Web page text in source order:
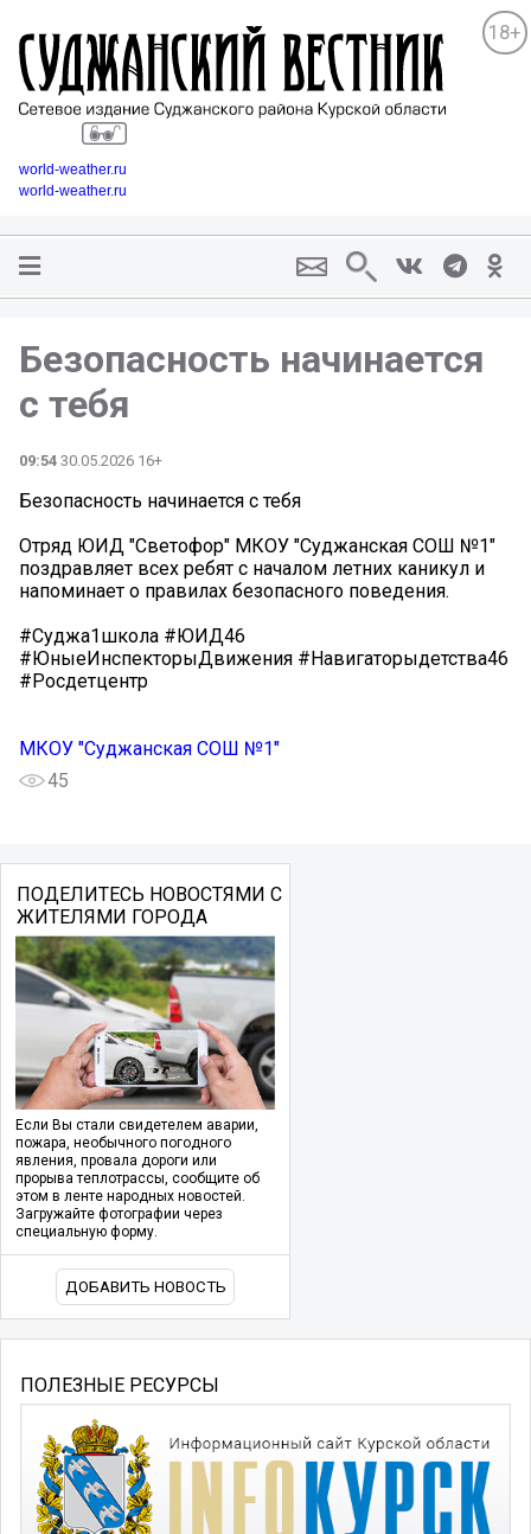
18+
world-weather.ru
world-weather.ru
Безопасность начинается
с тебя
09:54 30.05.2026 16+
Безопасность начинается с тебя
Отряд ЮИД "Светофор" МКОУ "Суджанская СОШ №1"
поздравляет всех ребят с началом летних каникул и
напоминает о правилах безопасного поведения.
#Суджа1школа #ЮИД46
#ЮныеИнспекторыДвижения #Навигаторыдетства46
#Росдетцентр
МКОУ "Суджанская СОШ №1"
45
ПОДЕЛИТЕСЬ НОВОСТЯМИ С
ЖИТЕЛЯМИ ГОРОДА
Если Вы стали свидетелем аварии,
пожара, необычного погодного
явления, провала дороги или
прорыва теплотрассы, сообщите об
этом в ленте народных новостей.
Загружайте фотографии через
специальную форму.
ДОБАВИТЬ НОВОСТЬ
ПОЛЕЗНЫЕ РЕСУРСЫ